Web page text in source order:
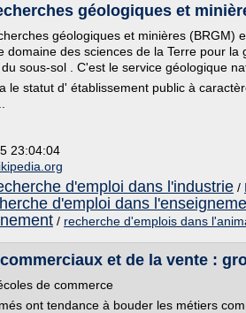
géologiques et
géologiques et minières (BRGM)
domaine des sciences de la Terre pour la
sous-sol . C'est le service géologique
le statut d' établissement public à
23:04:04
d'emploi dans l'industrie /
d'emploi dans
/ recherche d'emplois dans
et de la vente :
de commerce
ont tendance à bouder les métiers